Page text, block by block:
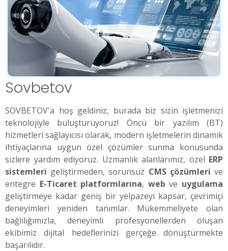
Sovbetov
SOVBETOV'a hoş geldiniz, burada biz sizin işletmenizi
teknolojiyle buluşturuyoruz! Öncü bir yazılım (BT)
hizmetleri sağlayıcısı olarak, modern işletmelerin dinamik
ihtiyaçlarına uygun özel çözümler sunma konusunda
sizlere yardım ediyoruz. Uzmanlık alanlarımız, özel ERP
sistemleri geliştirmeden, sorunsuz CMS çözümleri ve
entegre E-Ticaret platformlarına, web ve uygulama
geliştirmeye kadar geniş bir yelpazeyi kapsar, çevrimiçi
deneyimleri yeniden tanımlar. Mükemmeliyete olan
bağlılığımızla, deneyimli profesyonellerden oluşan
ekibimiz dijital hedeflerinizi gerçeğe dönüştürmekte
başarılıdır.